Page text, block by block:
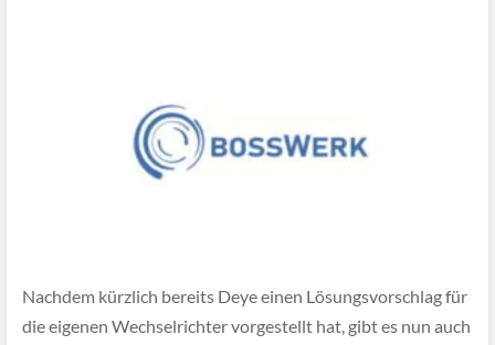
Nachdem kürzlich bereits Deye einen Lösungsvorschlag für
die eigenen Wechselrichter vorgestellt hat, gibt es nun auch